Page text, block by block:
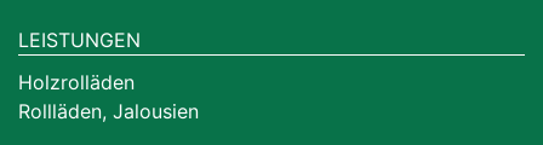
LEISTUNGEN
Holzrolläden
Rollläden, Jalousien